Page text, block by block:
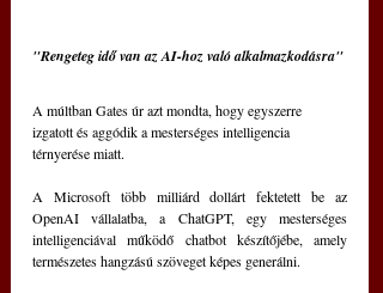
"Rengeteg idő van az AI-hoz való alkalmazkodásra"
A múltban Gates úr azt mondta, hogy egyszerre
izgatott és aggódik a mesterséges intelligencia
térnyerése miatt.
A Microsoft több milliárd dollárt fektetett be az
OpenAI vállalatba, a ChatGPT, egy mesterséges
intelligenciával működő chatbot készítőjébe, amely
természetes hangzású szöveget képes generálni.